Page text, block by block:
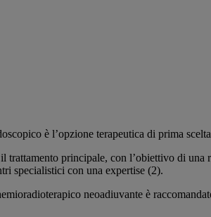
è l’opzione terapeutica di prima
principale, con l’obiettivo di
specialistici con una expertise (2).
neoadiuvante è